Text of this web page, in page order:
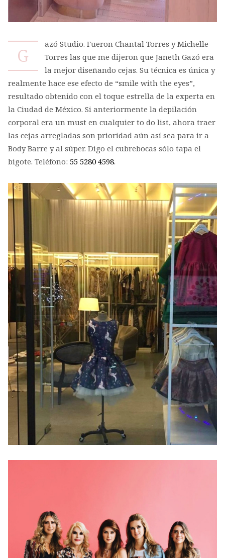
G
azó Studio. Fueron Chantal Torres y Michelle
Torres las que me dijeron que Janeth Gazó era
la mejor diseñando cejas. Su técnica es única y
realmente hace ese efecto de “smile with the eyes”,
resultado obtenido con el toque estrella de la experta en
la Ciudad de México. Si anteriormente la depilación
corporal era un must en cualquier to do list, ahora traer
las cejas arregladas son prioridad aún así sea para ir a
Body Barre y al súper. Digo el cubrebocas sólo tapa el
bigote. Teléfono: 55 5280 4598.